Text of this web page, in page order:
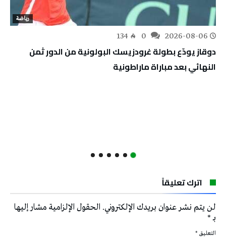
رياضة
2026-08-06
134
دوقاز يودّع بطولة غرودزيسك البولونية من الدور ثمن
النهائي بعد مباراة ماراطونية
اترك تعليقاً
لن يتم نشر عنوان بريدك الإلكتروني. الحقول الإلزامية مشار إليها
بـ*
التعليق *